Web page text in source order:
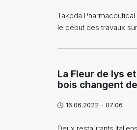
Takeda
le début des travaux
La Fleur de lys
bois changent
16.06.2022 - 07:06